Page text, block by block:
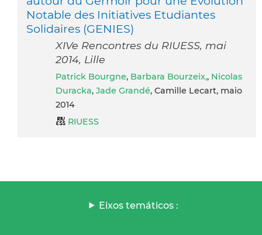
Notable des Initiatives Etudiantes
Solidaires (GENIES)
XIVe Rencontres du RIUESS, mai
2014, Lille
Patrick Bourgne, Barbara Bourzeix,, Nicolas
Duracka, Jade Grandé, Camille Lecart, maio
2014
RIUESS
Eixos temáticos :